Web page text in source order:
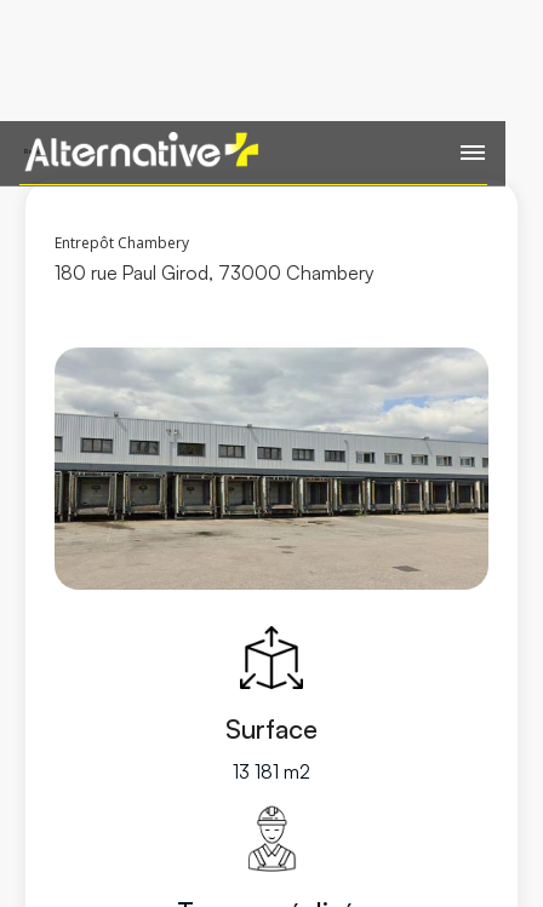
Retour
Entrepôt Chambery
180 rue Paul Girod, 73000 Chambery
Surface
13 181 m2